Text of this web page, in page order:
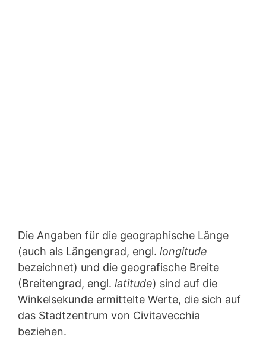
Die Angaben für die geographische Länge
(auch als Längengrad, engl. longitude
bezeichnet) und die geografische Breite
(Breitengrad, engl. latitude) sind auf die
Winkelsekunde ermittelte Werte, die sich auf
das Stadtzentrum von Civitavecchia
beziehen.